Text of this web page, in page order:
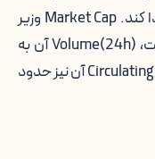
اکس
اکس
کوتاهی، جایگاه قابل توجهی در بازار پیدا کند. Market Cap وزیر
اکس هم اکنون بالغ بر 1 میلیارد دلار است، Volume(24h) آن به
بیش از 200 میلیون دلار رسیده و Circulating Supply آن نیز حدود